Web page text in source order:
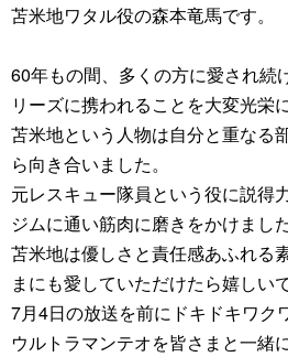
苫米地ワタル役の森本竜馬です。
60年もの間、多くの方に愛され続
リーズに携われることを大変光栄
苫米地という人物は自分と重なる
ら向き合いました。
元レスキュー隊員という役に説得
ジムに通い筋肉に磨きをかけまし
苫米地は優しさと責任感あふれる
まにも愛していただけたら嬉しいで
7月4日の放送を前にドキドキワ
ウルトラマンテオを皆さまと一緒